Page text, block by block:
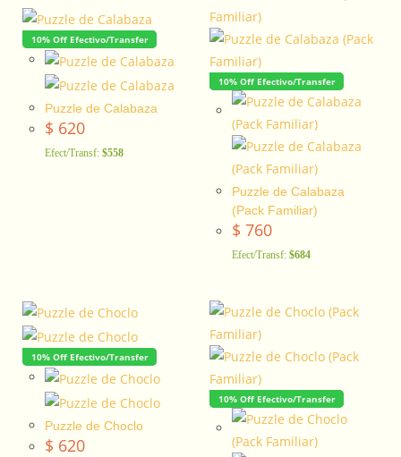
10% Off Efectivo/Transfer
Puzzle de Calabaza
$ 620
Efect/Transf: $558
10% Off Efectivo/Transfer
Puzzle de Calabaza
(Pack Familiar)
$ 760
Efect/Transf: $684
10% Off Efectivo/Transfer
Puzzle de Choclo
$ 620
10% Off Efectivo/Transfer